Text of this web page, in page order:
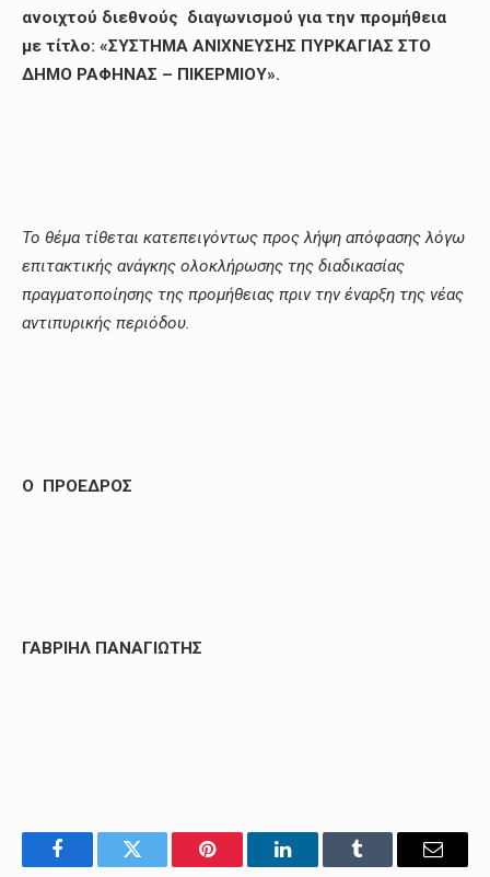
ανοιχτού διεθνούς διαγωνισμού για την προμήθεια
με τίτλο: «ΣΥΣΤΗΜΑ ΑΝΙΧΝΕΥΣΗΣ ΠΥΡΚΑΓΙΑΣ ΣΤΟ
ΔΗΜΟ ΡΑΦΗΝΑΣ – ΠΙΚΕΡΜΙΟΥ».
Το θέμα τίθεται κατεπειγόντως προς λήψη απόφασης λόγω
επιτακτικής ανάγκης ολοκλήρωσης της διαδικασίας
πραγματοποίησης της προμήθειας πριν την έναρξη της νέας
αντιπυρικής περιόδου.
O ΠΡΟΕΔΡΟΣ
ΓΑΒΡΙΗΛ ΠΑΝΑΓΙΩΤΗΣ
FacebookTwitter Pinterest LinkedInTumblr Email